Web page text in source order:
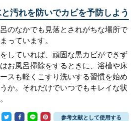
汚れを防いでカビを予防しよう
のなかでも見落とされがちな場所で
っています。
していれば、頑固な黒カビができず
お風呂掃除をするときに、浴槽や床
スも軽くこすり洗いする習慣を始め
か。それだけでいつでもキレイな状
参考文献として使用する